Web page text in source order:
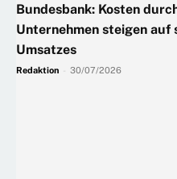
Bundesbank: Kosten
Unternehmen steigen auf
Umsatzes
Redaktion 30/07/2026